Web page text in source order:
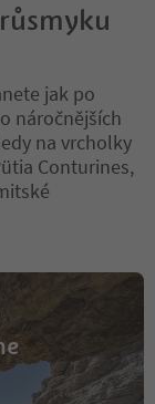
jak po
náročnějších
na vrcholky
Conturines,